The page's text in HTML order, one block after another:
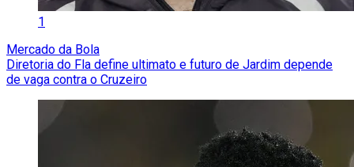
1
Mercado da Bola
Diretoria do Fla define ultimato e futuro de Jardim depende
de vaga contra o Cruzeiro